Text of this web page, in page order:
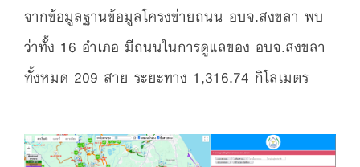
จากข้อมูลฐานข้อมูลโครงข่ายถนน อบจ.สงขลา พบ
ว่าทั้ง 16 อำเภอ มีถนนในการดูแลของ อบจ.สงขลา
ทั้งหมด 209 สาย ระยะทาง 1,316.74 กิโลเมตร